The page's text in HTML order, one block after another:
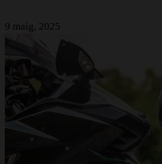
9 maig, 2025